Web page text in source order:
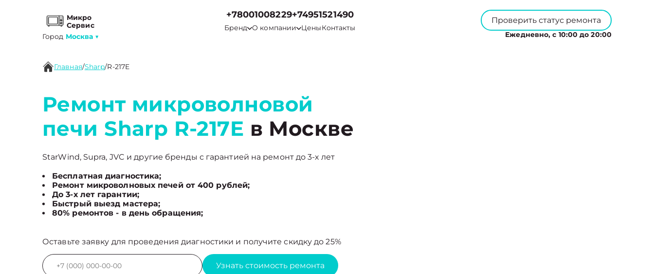
Микро
Сервис
Город Москва ▼
+78001008229+74951521490
Бренд О компании ЦеныКонтакты
Проверить статус ремонта
Ежедневно, с 10:00 до 20:00
Главная/Sharp/R-217E
Ремонт микроволновой
печи Sharp R-217E в Москве
StarWind, Supra, JVC и другие бренды с гарантией на ремонт до 3-х лет
Бесплатная диагностика;
Ремонт микроволновых печей от 400 рублей;
До 3-х лет гарантии;
Быстрый выезд мастера;
80% ремонтов - в день обращения;
Оставьте заявку для проведения диагностики и получите скидку до 25%
Узнать стоимость ремонта